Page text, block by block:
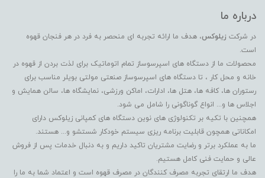
درباره ما
در شرکت زیلوکس، هدف ما ارائه تجربه ای منحصر به فرد در هر فنجان قهوه
است.
محصولات ما از دستگاه های اسپرسوساز تمام اتوماتیک برای لذت بردن از قهوه در
خانه و محل کار ، تا دستگاه های اسپرسوساز صنعتی مولتی بویلر مناسب برای
رستوران ها، کافه ها، هتل ها، ادارات، اماکن ورزشی، نمایشگاه ها، سالن همایش و
اجلاس ها و... انواع گوناگونی را شامل می شود.
همچنین با تکیه بر تکنولوژی های نوین دستگاه های کمپانی زیلوکس دارای
امکاناتی همچون قابلیت برنامه ریزی سیستم خودکار شستشو و... هستند.
ما به عملکرد برتر و رضایت مشتریان تاکید داریم و به دنبال خدمات پس از فروش
عالی و حمایت فنی کامل هستیم.
هدف ما ارتقای تجربه مصرف کنندگان در مصرف قهوه است و اعتماد شما به ما را